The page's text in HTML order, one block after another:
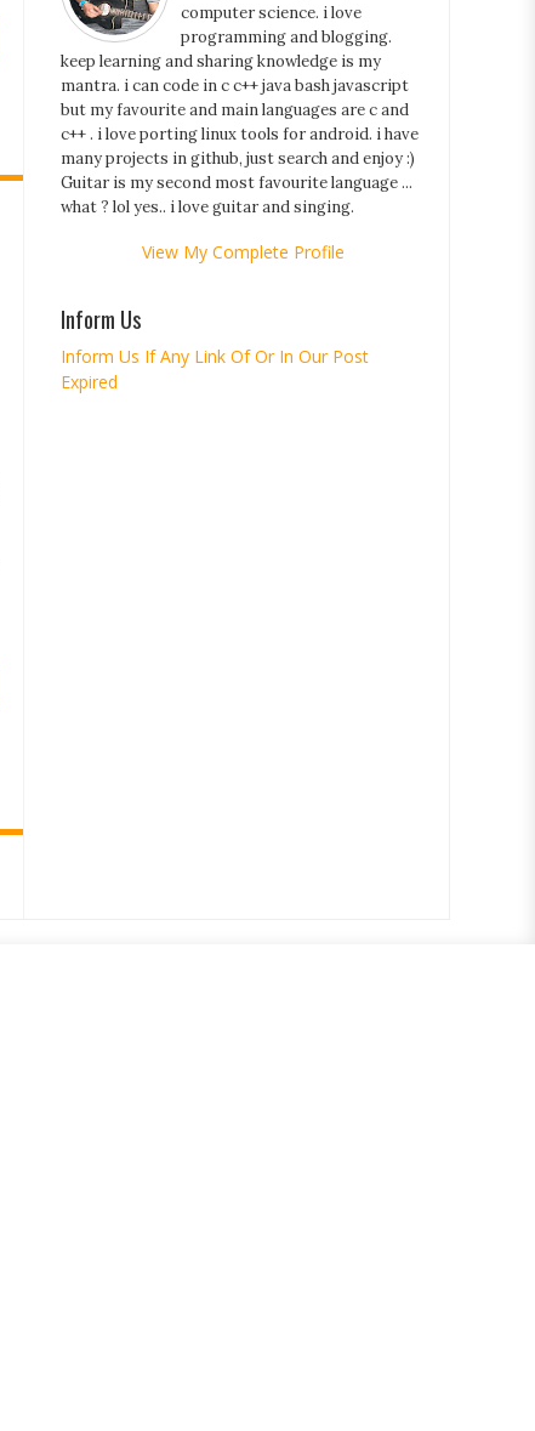
computer science. i love
programming and blogging.
keep learning and sharing knowledge is my
mantra. i can code in c c++ java bash javascript
but my favourite and main languages are c and
c++ . i love porting linux tools for android. i have
many projects in github, just search and enjoy :)
Guitar is my second most favourite language ...
what ? lol yes.. i love guitar and singing.
View My Complete Profile
Inform Us
Inform Us If Any Link Of Or In Our Post
Expired